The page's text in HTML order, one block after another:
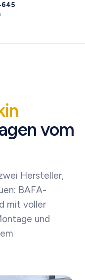
vom
Hersteller,
BAFA-
mit voller
und